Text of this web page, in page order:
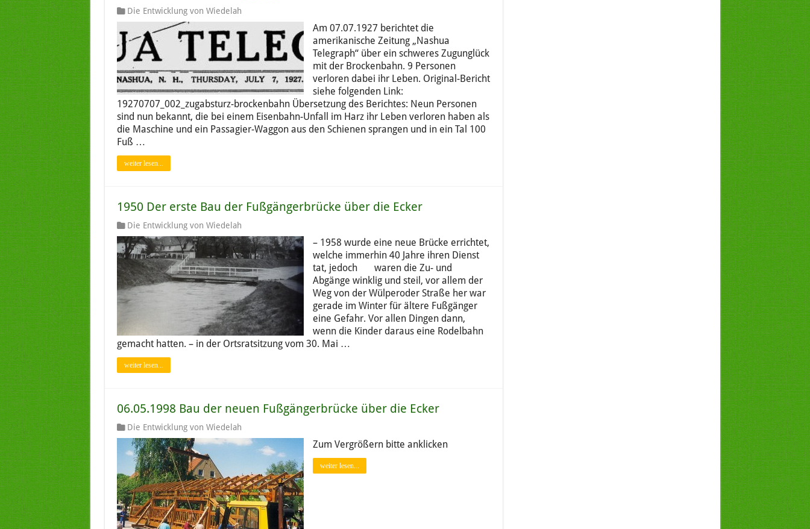
Die Entwicklung von Wiedelah
Am 07.07.1927 berichtet die
amerikanische Zeitung „Nashua
Telegraph“ über ein schweres Zugunglück
mit der Brockenbahn. 9 Personen
verloren dabei ihr Leben. Original-Bericht
siehe folgenden Link:
19270707_002_zugabsturz-brockenbahn Übersetzung des Berichtes: Neun Personen
sind nun bekannt, die bei einem Eisenbahn-Unfall im Harz ihr Leben verloren haben als
die Maschine und ein Passagier-Waggon aus den Schienen sprangen und in ein Tal 100
Fuß …
weiter lesen...
1950 Der erste Bau der Fußgängerbrücke über die Ecker
Die Entwicklung von Wiedelah
– 1958 wurde eine neue Brücke errichtet,
welche immerhin 40 Jahre ihren Dienst
tat, jedoch waren die Zu- und
Abgänge winklig und steil, vor allem der
Weg von der Wülperoder Straße her war
gerade im Winter für ältere Fußgänger
eine Gefahr. Vor allen Dingen dann,
wenn die Kinder daraus eine Rodelbahn
gemacht hatten. – in der Ortsratsitzung vom 30. Mai …
weiter lesen...
06.05.1998 Bau der neuen Fußgängerbrücke über die Ecker
Die Entwicklung von Wiedelah
Zum Vergrößern bitte anklicken
weiter lesen...